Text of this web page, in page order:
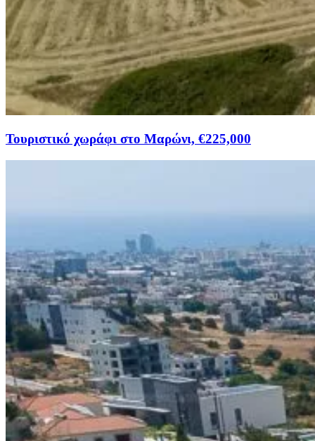
Τουριστικό χωράφι στο Μαρώνι, €225,000